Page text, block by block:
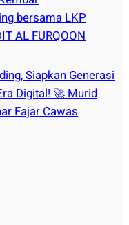
bersama LKP
AL FURQOON
Siapkan Generasi
Digital! 🚀 Murid
Fajar Cawas